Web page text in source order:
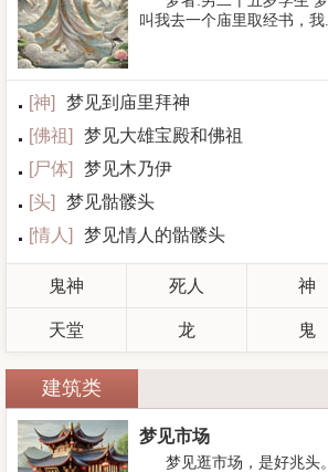
叫我去一个庙里取经书，我
[神]
梦见到庙里拜神
[佛祖]
梦见大雄宝殿和佛祖
[尸体]
梦见木乃伊
[头]
梦见骷髅头
[情人 ] 梦见情人的骷髅头
鬼神 死人 神
天堂 龙 鬼
建筑类
梦见市场
梦见逛市场，是好兆头